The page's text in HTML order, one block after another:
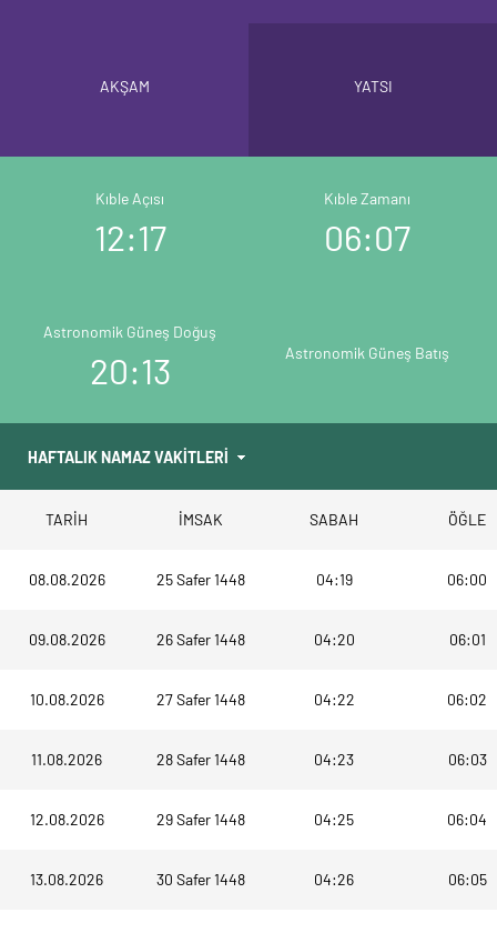
AKŞAM YATSI
Kıble Açısı
12:17
Kıble Zamanı
06:07
Astronomik Güneş Doğuş
20:13 Astronomik Güneş Batış
TARİH İMSAK SABAH ÖĞLE
08.08.2026 25 Safer 1448 04:19 06:00
09.08.2026 26 Safer 1448 04:20 06:01
10.08.2026 27 Safer 1448 04:22 06:02
11.08.2026 28 Safer 1448 04:23 06:03
12.08.2026 29 Safer 1448 04:25 06:04
13.08.2026 30 Safer 1448 04:26 06:05